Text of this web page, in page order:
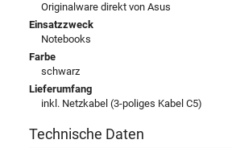
Originalware direkt von Asus
Einsatzzweck
Notebooks
Farbe
schwarz
Lieferumfang
inkl. Netzkabel (3-poliges Kabel C5)
Technische Daten